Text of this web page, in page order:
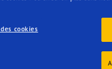
Performance 2
cookies